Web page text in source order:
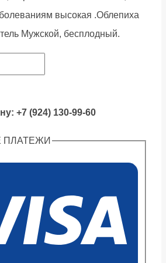
высокая .Облепиха
Мужской, бесплодный.
+7 (924) 130-99-60
ПЛАТЕЖИ